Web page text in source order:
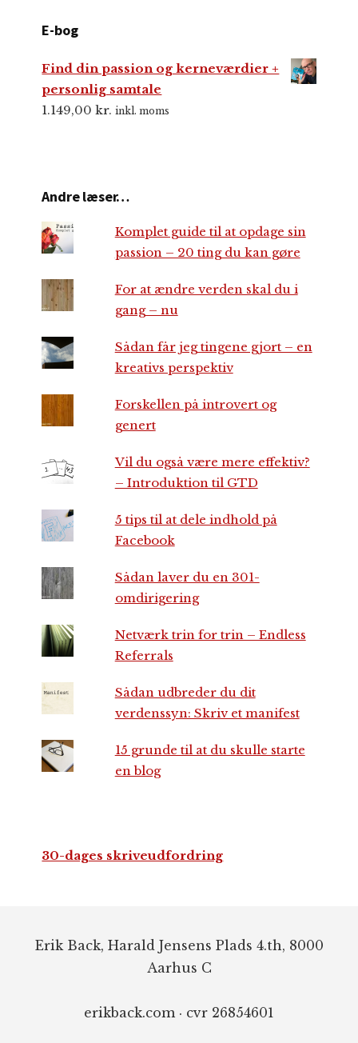
E-bog
Find din passion og kerneværdier +
personlig samtale
1.149,00kr. inkl. moms
Andre læser…
Komplet guide til at opdage sin
passion – 20 ting du kan gøre
For at ændre verden skal du i
gang – nu
Sådan får jeg tingene gjort – en
kreativs perspektiv
Forskellen på introvert og
genert
Vil du også være mere effektiv?
– Introduktion til GTD
5 tips til at dele indhold på
Facebook
Sådan laver du en 301-
omdirigering
Netværk trin for trin – Endless
Referrals
Sådan udbreder du dit
verdenssyn: Skriv et manifest
15 grunde til at du skulle starte
en blog
30-dages skriveudfordring
Erik Back, Harald Jensens Plads 4.th, 8000
Aarhus C
erikback.com · cvr 26854601